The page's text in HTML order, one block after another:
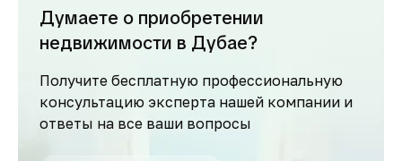
Думаете о приобретении
недвижимости в Дубае?
Получите бесплатную профессиональную
консультацию эксперта нашей компании и
ответы на все ваши вопросы